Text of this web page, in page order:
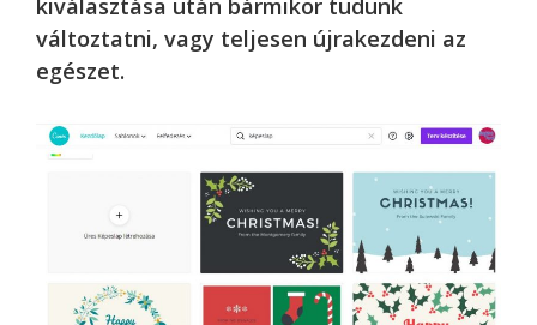
kiválasztása után bármikor tudunk
változtatni, vagy teljesen újrakezdeni az
egészet.